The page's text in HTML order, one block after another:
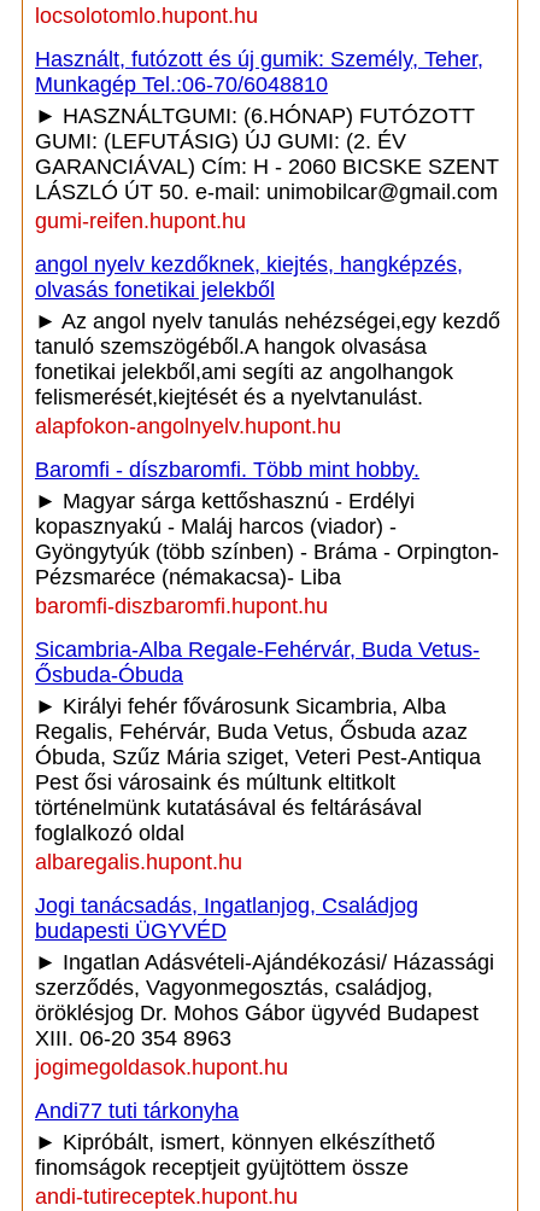
locsolotomlo.hupont.hu
Használt, futózott és új gumik: Személy, Teher,
Munkagép Tel.:06-70/6048810
► HASZNÁLTGUMI: (6.HÓNAP) FUTÓZOTT
GUMI: (LEFUTÁSIG) ÚJ GUMI: (2. ÉV
GARANCIÁVAL) Cím: H - 2060 BICSKE SZENT
LÁSZLÓ ÚT 50. e-mail: unimobilcar@gmail.com
gumi-reifen.hupont.hu
angol nyelv kezdőknek, kiejtés, hangképzés,
olvasás fonetikai jelekből
► Az angol nyelv tanulás nehézségei,egy kezdő
tanuló szemszögéből.A hangok olvasása
fonetikai jelekből,ami segíti az angolhangok
felismerését,kiejtését és a nyelvtanulást.
alapfokon-angolnyelv.hupont.hu
Baromfi - díszbaromfi. Több mint hobby.
► Magyar sárga kettőshasznú - Erdélyi
kopasznyakú - Maláj harcos (viador) -
Gyöngytyúk (több színben) - Bráma - Orpington-
Pézsmaréce (némakacsa)- Liba
baromfi-diszbaromfi.hupont.hu
Sicambria-Alba Regale-Fehérvár, Buda Vetus-
Ősbuda-Óbuda
► Királyi fehér fővárosunk Sicambria, Alba
Regalis, Fehérvár, Buda Vetus, Ősbuda azaz
Óbuda, Szűz Mária sziget, Veteri Pest-Antiqua
Pest ősi városaink és múltunk eltitkolt
történelmünk kutatásával és feltárásával
foglalkozó oldal
albaregalis.hupont.hu
Jogi tanácsadás, Ingatlanjog, Családjog
budapesti ÜGYVÉD
► Ingatlan Adásvételi-Ajándékozási/ Házassági
szerződés, Vagyonmegosztás, családjog,
öröklésjog Dr. Mohos Gábor ügyvéd Budapest
XIII. 06-20 354 8963
jogimegoldasok.hupont.hu
Andi77 tuti tárkonyha
► Kipróbált, ismert, könnyen elkészíthető
finomságok receptjeit gyüjtöttem össze
andi-tutireceptek.hupont.hu